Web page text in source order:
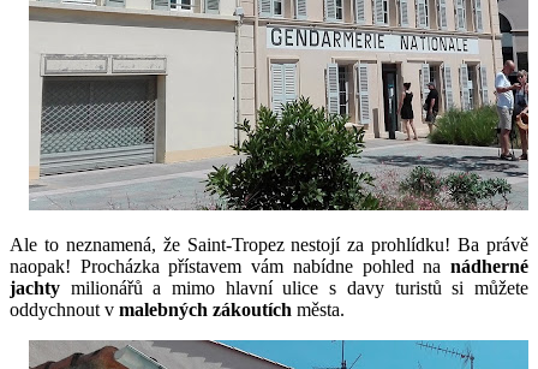
Ale to neznamená, že Saint-Tropez nestojí za prohlídku! Ba právě
naopak! Procházka přístavem vám nabídne pohled na nádherné
jachty milionářů a mimo hlavní ulice s davy turistů si můžete
oddychnout v malebných zákoutích města.